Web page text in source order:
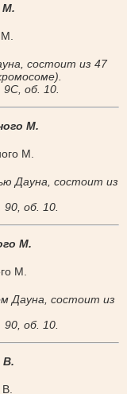
М.
состоит из 47
об. 10.
М.
Дауна, состоит из
об. 10.
М.
Дауна, состоит из
об. 10.
В.